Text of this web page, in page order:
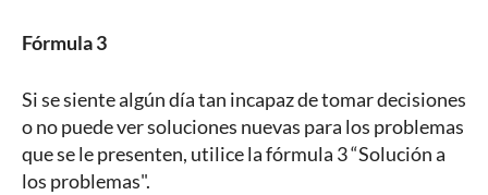
Fórmula 3
Si se siente algún día tan incapaz de tomar decisiones
o no puede ver soluciones nuevas para los problemas
que se le presenten, utilice la fórmula 3 “Solución a
los problemas".